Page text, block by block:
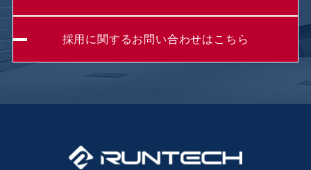
採用に関するお問い合わせはこちら